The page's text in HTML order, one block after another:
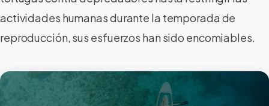
actividades humanas durante la temporada de
reproducción, sus esfuerzos han sido encomiables.